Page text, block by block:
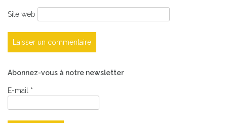
Site web
Abonnez-vous à notre newsletter
E-mail *